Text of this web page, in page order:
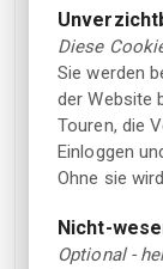
Räume/
für
Kaffee/
Diese
Sie werden
der Website
Touren, die
Einloggen
Ohne sie
Nicht-
Optional -